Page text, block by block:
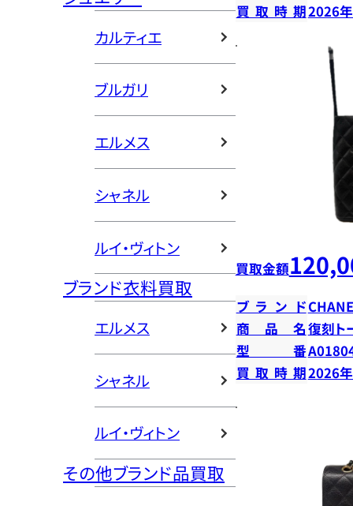
カルティエ
ブルガリ
エルメス
シャネル
ルイ・ヴィトン
ブランド衣料買取
エルメス
シャネル
ルイ・ヴィトン
その他ブランド品買取
買取時期2026
買取金額
ブランド
商品名復刻ト
型番
買取時期2026